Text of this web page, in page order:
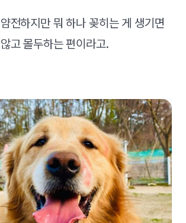
전하지만 뭐 하나 꽂히는 게 생기면
고 몰두하는 편이라고.